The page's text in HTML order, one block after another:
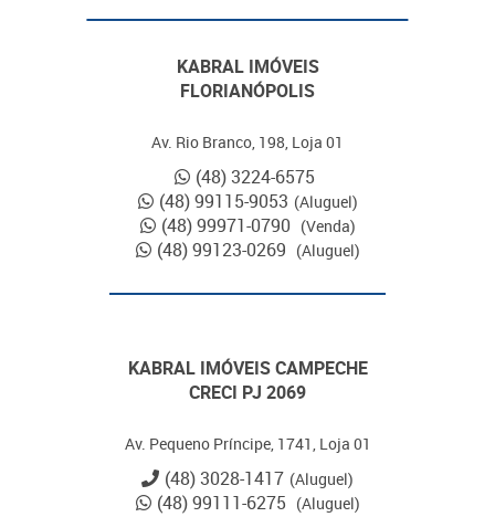
KABRAL IMÓVEIS
FLORIANÓPOLIS
Av. Rio Branco, 198, Loja 01
(48) 3224-6575
(48) 99115-9053 (Aluguel)
(48) 99971-0790 (Venda)
(48) 99123-0269 (Aluguel)
KABRAL IMÓVEIS CAMPECHE
CRECI PJ 2069
Av. Pequeno Príncipe, 1741, Loja 01
(48) 3028-1417 (Aluguel)
(48) 99111-6275 (Aluguel)